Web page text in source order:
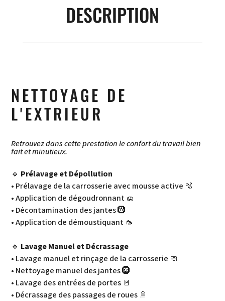
DESCRIPTION
NETTOYAGE DE
L'EXTRIEUR
Retrouvez dans cette prestation le confort du travail bien
fait et minutieux.
🔹 Prélavage et Dépollution
• Prélavage de la carrosserie avec mousse active 🫧
• Application de dégoudronnant 🧽
• Décontamination des jantes 🛞
• Application de démoustiquant 🦟
🔹 Lavage Manuel et Décrassage
• Lavage manuel et rinçage de la carrosserie 🧼
• Nettoyage manuel des jantes 🛞
• Lavage des entrées de portes 🚪
• Décrassage des passages de roues 🚿